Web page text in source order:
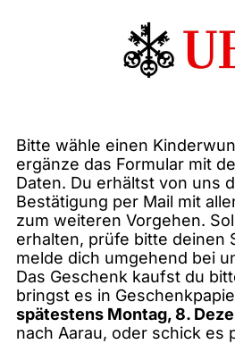
Bitte wähle einen
ergänze das Formular mit
Daten. Du erhältst von uns
Bestätigung per Mail mit
zum weiteren Vorgehen.
erhalten, prüfe bitte deinen
melde dich umgehend bei
Das Geschenk kaufst du
bringst es in
spätestens Montag, 8.
nach Aarau, oder schick es